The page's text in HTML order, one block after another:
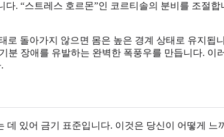
. “스트레스 호르몬”인 코르티솔의 분비를 조절
로 돌아가지 않으면 몸은 높은 경계 상태로 유지
장애를 유발하는 완벽한 폭풍우를 만듭니다.
있어 금기 표준입니다. 이것은 당신이 어떻게